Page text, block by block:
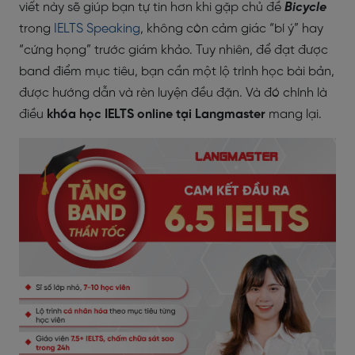
viết này sẽ giúp bạn tự tin hơn khi gặp chủ đề Bicycle
trong
IELTS Speaking, không còn cảm giác “bí ý” hay
“cứng họng” trước giám khảo. Tuy nhiên, để đạt được
band điểm mục tiêu, bạn cần một lộ trình học bài bản,
được hướng dẫn và rèn luyện đều đặn. Và đó chính là
điều khóa học IELTS online tại Langmaster mang lại.